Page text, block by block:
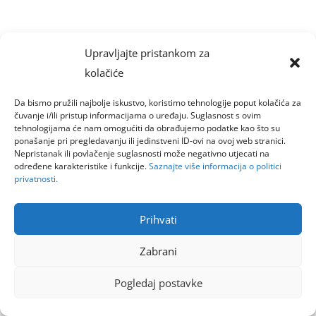
Upravljajte pristankom za
kolačiće
Da bismo pružili najbolje iskustvo, koristimo tehnologije poput kolačića za
čuvanje i/ili pristup informacijama o uređaju. Suglasnost s ovim
tehnologijama će nam omogućiti da obrađujemo podatke kao što su
ponašanje pri pregledavanju ili jedinstveni ID-ovi na ovoj web stranici.
Nepristanak ili povlačenje suglasnosti može negativno utjecati na
određene karakteristike i funkcije.Saznajte više informacija o politici
privatnosti.
Prihvati
Zabrani
Pogledaj postavke